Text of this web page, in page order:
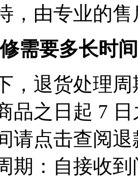
，由专业的
需要多长时
，退货处理
品之日起 7
请点击查阅
期：自接收